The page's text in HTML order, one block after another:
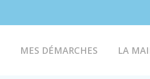
MES DÉMARCHES LA